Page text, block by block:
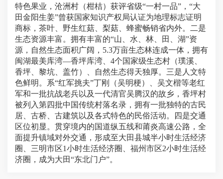
特色果业，沧洲村（柑桔）获评省级“一村一品”，“大
田金阳生姜”曾获国家知识产权局认证为地理标志证明
商标，茶叶、野生红菇、梨菇、蜂蜜畅销省内外。
二是
生态资源丰富。 拥有丰富的“山、水、林、田、湖”资
源，自然生态面积广阔，5.3万亩生态林连成一体，拥有
闽湖最美库湾—香坪库湾、4个国家级生态村（璞溪、
香坪、黎坑、盖竹）、自然生态得天独厚。 三是人文特
色鲜明。 系“红军挑夫”丁刚（吴明梗）、吴文楷等老红
军和一批抗战老兵以及一代清官吴腾汉的故乡，香坪村
被列入第四批中国传统村落名录，拥有一批独特的古民
居、古桥、古建筑以及各式特色的民俗活动。
四是交通
区位初显。 贯穿境内的国道纵五线和莆炎高速公路，全
面提升镇域对外交通，形成至大田县城半小时生活经济
圈、三明市区1小时生活经济圈、福州市区2小时生活经
济圈，成为大田“东北门户”。